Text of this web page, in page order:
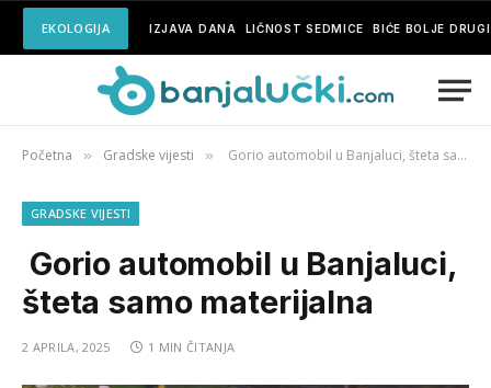
EKOLOGIJA IZJAVA DANA LIČNOST SEDMICE BIĆE BOLJE
Početna » Gradske vijesti » Gorio automobil u Banjaluci, šteta samo materijalna
GRADSKE VIJESTI
Gorio automobil u Banjaluci,
šteta samo materijalna
2 APRILA, 2025 1 MIN ČITANJA